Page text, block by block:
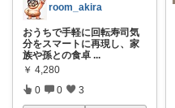
room_akira
おうちで手軽に回転寿司気
分をスマートに再現し、家
族や孫との食卓 ...
￥ 4,280
0 0 3